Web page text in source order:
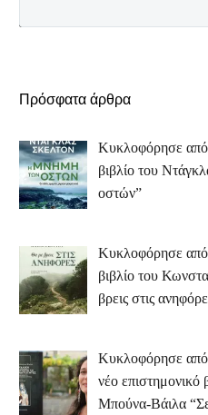
Πρόσφατα άρθρα
Κυκλοφόρησε από
βιβλίο του
οστών”
Κυκλοφόρησε από
βιβλίο του
βρεις στις
Κυκλοφόρησε από
νέο επιστημονικό
Μπούνα-Βάιλα